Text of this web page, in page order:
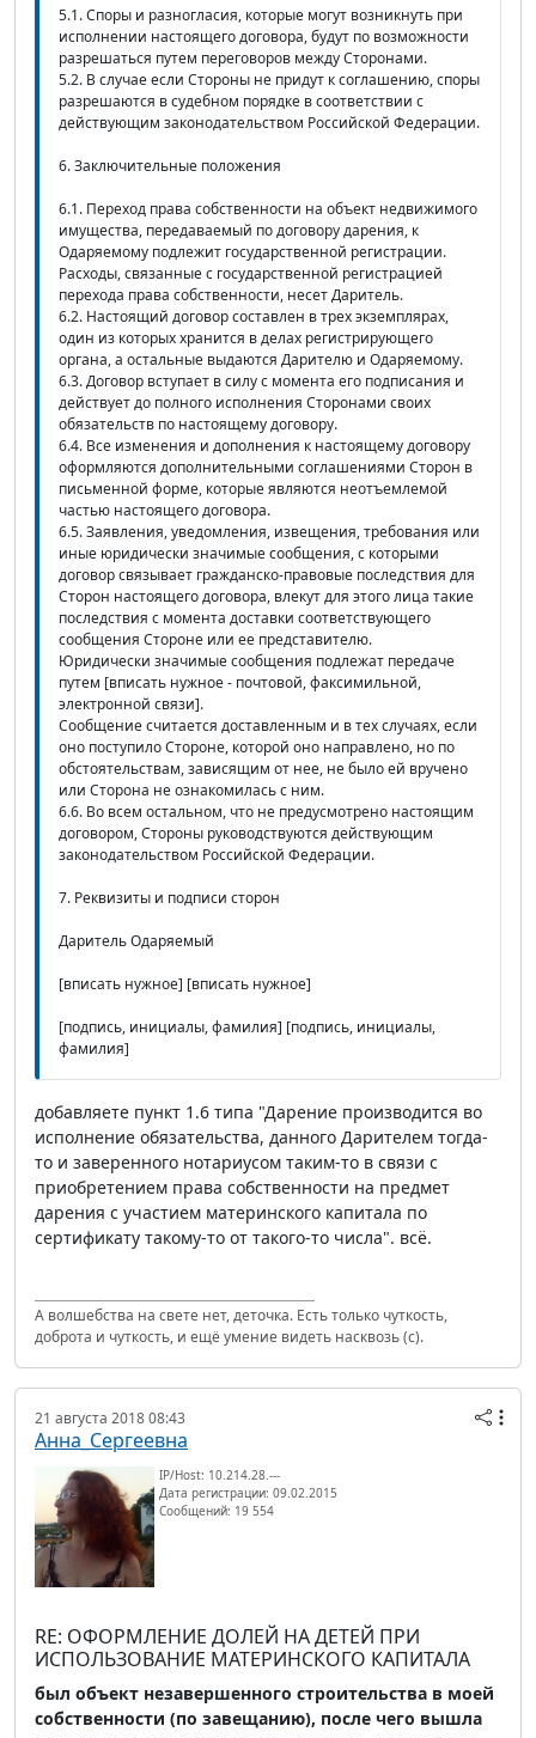
5.1. Споры и разногласия, которые могут возникнуть при
исполнении настоящего договора, будут по возможности
разрешаться путем переговоров между Сторонами.
5.2. В случае если Стороны не придут к соглашению, споры
разрешаются в судебном порядке в соответствии с
действующим законодательством Российской Федерации.
6. Заключительные положения
6.1. Переход права собственности на объект недвижимого
имущества, передаваемый по договору дарения, к
Одаряемому подлежит государственной регистрации.
Расходы, связанные с государственной регистрацией
перехода права собственности, несет Даритель.
6.2. Настоящий договор составлен в трех экземплярах,
один из которых хранится в делах регистрирующего
органа, а остальные выдаются Дарителю и Одаряемому.
6.3. Договор вступает в силу с момента его подписания и
действует до полного исполнения Сторонами своих
обязательств по настоящему договору.
6.4. Все изменения и дополнения к настоящему договору
оформляются дополнительными соглашениями Сторон в
письменной форме, которые являются неотъемлемой
частью настоящего договора.
6.5. Заявления, уведомления, извещения, требования или
иные юридически значимые сообщения, с которыми
договор связывает гражданско-правовые последствия для
Сторон настоящего договора, влекут для этого лица такие
последствия с момента доставки соответствующего
сообщения Стороне или ее представителю.
Юридически значимые сообщения подлежат передаче
путем [вписать нужное - почтовой, факсимильной,
электронной связи].
Сообщение считается доставленным и в тех случаях, если
оно поступило Стороне, которой оно направлено, но по
обстоятельствам, зависящим от нее, не было ей вручено
или Сторона не ознакомилась с ним.
6.6. Во всем остальном, что не предусмотрено настоящим
договором, Стороны руководствуются действующим
законодательством Российской Федерации.
7. Реквизиты и подписи сторон
Даритель Одаряемый
[вписать нужное] [вписать нужное]
[подпись, инициалы, фамилия] [подпись, инициалы,
фамилия]
добавляете пункт 1.6 типа "Дарение производится во
исполнение обязательства, данного Дарителем тогда-
то и заверенного нотариусом таким-то в связи с
приобретением права собственности на предмет
дарения с участием материнского капитала по
сертификату такому-то от такого-то числа". всё.
А волшебства на свете нет, деточка. Есть только чуткость,
доброта и чуткость, и ещё умение видеть насквозь (с).
21 августа 2018 08:43
Анна_Сергеевна
IP/Host: 10.214.28.---
Дата регистрации: 09.02.2015
Сообщений: 19 554
RE: ОФОРМЛЕНИЕ ДОЛЕЙ НА ДЕТЕЙ ПРИ
ИСПОЛЬЗОВАНИЕ МАТЕРИНСКОГО КАПИТАЛА
был объект незавершенного строительства в моей
собственности (по завещанию), после чего вышла